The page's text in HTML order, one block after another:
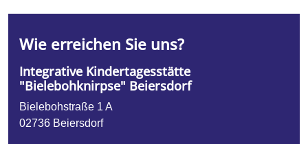
Wie erreichen Sie uns?
Integrative Kindertagesstätte
"Bielebohknirpse" Beiersdorf
Bielebohstraße 1 A
02736 Beiersdorf